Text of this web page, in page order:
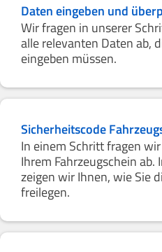
Daten eingeben und
Wir fragen in unserer
alle relevanten Daten ab,
eingeben müssen.
Sicherheitscode
In einem Schritt fragen
Ihrem Fahrzeugschein
zeigen wir Ihnen, wie Sie
freilegen.